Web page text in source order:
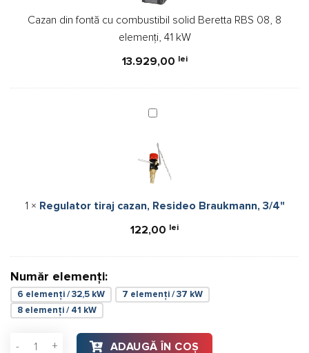
solid
Beretta
RBS
elemenți,
kW
Cazan din fontă cu combustibil solid Beretta RBS 08, 8
elemenți, 41 kW
13.929,00 lei
Regulator
cazan,
Resideo
Braukmann,
1 × Regulator tiraj cazan, Resideo Braukmann, 3/4"
122,00 lei
Număr elemenți:
6 elemenți / 32,5 kW
7 elemenți / 37 kW
8 elemenți / 41 kW
Cantitate Cazan din fontă cu combustibil solid Beretta RBS
ADAUGĂ ÎN COȘ